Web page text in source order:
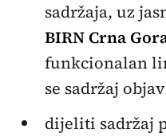
sadržaja, uz
BIRN Crna
funkcionalan
se sadržaj
dijeliti sadržaj